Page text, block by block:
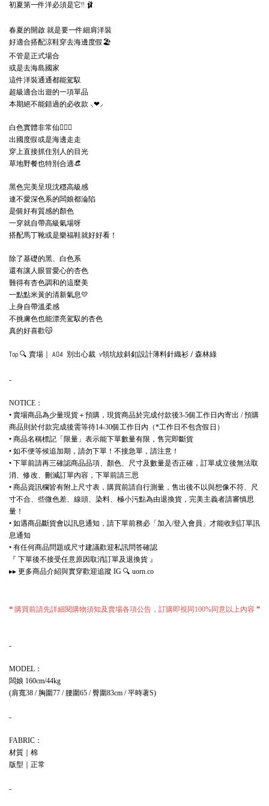
初夏第一件洋必須是它!! 🩰
春夏的開啟 就是要一件細肩洋裝
好適合搭配涼鞋穿去海邊度假🏖️
不管是正式場合
或是去海島國家
這件洋裝通通都能駕馭
超級適合出遊的一項單品
本期絕不能錯過的必收款 ⸜❤⸝‍
白色實體非常仙🧚🏻‍♀️
出國度假或是海邊走走
穿上直接抓住別人的目光
草地野餐也特別合適👒
黑色完美呈現沈穩高級感
連不愛深色系的闆娘都淪陷
是個好有質感的顏色
一穿就自帶高級氣場呀
搭配馬丁靴或是樂福鞋就好好看！
除了基礎的黑、白色系
還有讓人眼冒愛心的杏色
難得有杏色調和的這麼美
一點點米黃的清新氣息💛
上身自帶溫柔感
不挑膚色也能漂亮駕馭的杏色
真的好喜歡😽
Top 🔍 賣場｜ A04 別出心裁 v領坑紋斜釦設計薄料針織衫 / 森林綠
-
NOTICE ：
• 賣場商品為少量現貨＋預購，現貨商品於完成付款後3-5個工作日內寄出 /預購
商品則於付款完成後需等待14-30個工作日內（*工作日不包含假日）
• 商品名稱標記「限量」表示能下單數量有限，售完即斷貨
• 如不便等候追加期，請勿下單！不接急單，請注意！
• 下單前請再三確認商品品項、顏色、尺寸及數量是否正確，訂單成立後無法取
消、修改、刪減訂單內容，下單前請三思
• 商品資訊欄皆有附上尺寸表，購買前請自行測量，售出後不以與想像不符、尺
寸不合、些微色差、線頭、染料、極小污點為由退換貨，完美主義者請審慎思
量！
• 如遇商品斷貨會以訊息通知，請下單前務必「加入/登入會員」才能收到訂單訊
息通知
• 有任何商品問題或尺寸建議歡迎私訊問答確認
『 下單後不接受任意原因取消訂單及退換貨 』
▸▸ 更多商品介紹與實穿歡迎追蹤 IG 🔍 uorn.co
❝ 購買前請先詳細閱購物須知及賣場各項公告，訂購即視同100%同意以上內容 ❞
-
MODEL ：
闆娘 160cm/44kg
(肩寬38 / 胸圍77 / 腰圍65 /臀圍83cm /平時著S)
-
FABRIC ：
材質｜棉
版型｜正常
-